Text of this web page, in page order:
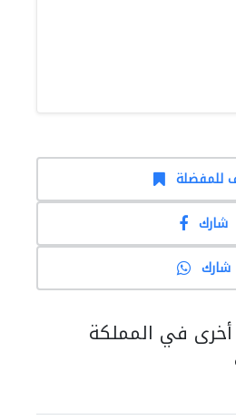
للمفضلة
شارك
شارك
في المملكة